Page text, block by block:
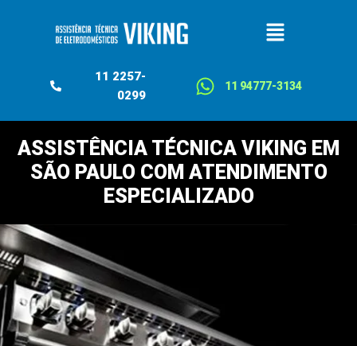
11 2257-
0299
11 94777-3134
ASSISTÊNCIA TÉCNICA VIKING EM
SÃO PAULO COM ATENDIMENTO
ESPECIALIZADO